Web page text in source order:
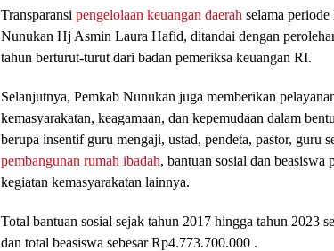
Transparansi pengelolaan keuangan daerah selama
Nunukan Hj Asmin Laura Hafid, ditandai dengan
tahun berturut-turut dari badan pemeriksa keuangan RI.
Selanjutnya, Pemkab Nunukan juga memberikan
kemasyarakatan, keagamaan, dan kepemudaan dalam
berupa insentif guru mengaji, ustad, pendeta, pastor, guru
pembangunan rumah ibadah, bantuan sosial dan beasiswa
kegiatan kemasyarakatan lainnya.
Total bantuan sosial sejak tahun 2017 hingga tahun 2023
dan total beasiswa sebesar Rp4.773.700.000 .